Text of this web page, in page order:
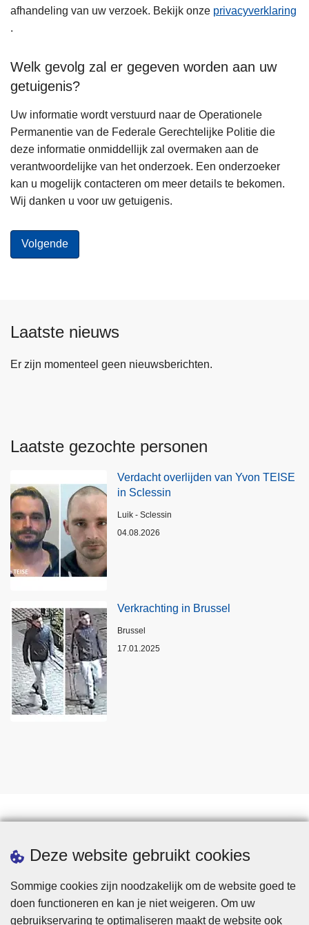
Deze website gebruikt cookies
Sommige cookies zijn noodzakelijk om de website goed te
doen functioneren en kan je niet weigeren. Om uw
gebruikservaring te optimaliseren maakt de website ook
afhandeling van uw verzoek. Bekijk onze privacyverklaring
.
Welk gevolg zal er gegeven worden aan uw
getuigenis?
Uw informatie wordt verstuurd naar de Operationele
Permanentie van de Federale Gerechtelijke Politie die
deze informatie onmiddellijk zal overmaken aan de
verantwoordelijke van het onderzoek. Een onderzoeker
kan u mogelijk contacteren om meer details te bekomen.
Wij danken u voor uw getuigenis.
Laatste nieuws
Er zijn momenteel geen nieuwsberichten.
Laatste gezochte personen
Verdacht overlijden van Yvon TEISE
in Sclessin
Plaats
Luik - Sclessin
04.08.2026
Verkrachting in Brussel
Plaats
Brussel
17.01.2025